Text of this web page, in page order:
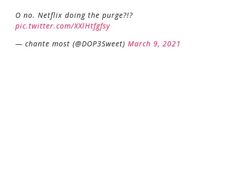
O no. Netflix doing the purge?!?
pic.twitter.com/XXlHtfgfsy
— chante most (@DOP3Sweet) March 9, 2021